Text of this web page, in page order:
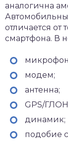
аналогична
отличается от
смартфона. В
модем;
антенна;
GPS/
динамик;
подобие